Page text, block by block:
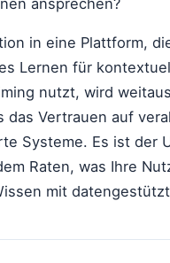
ansprechen?
in eine Plattform,
Lernen für
nutzt, wird
das Vertrauen auf
Systeme. Es ist der
Raten, was Ihre
mit